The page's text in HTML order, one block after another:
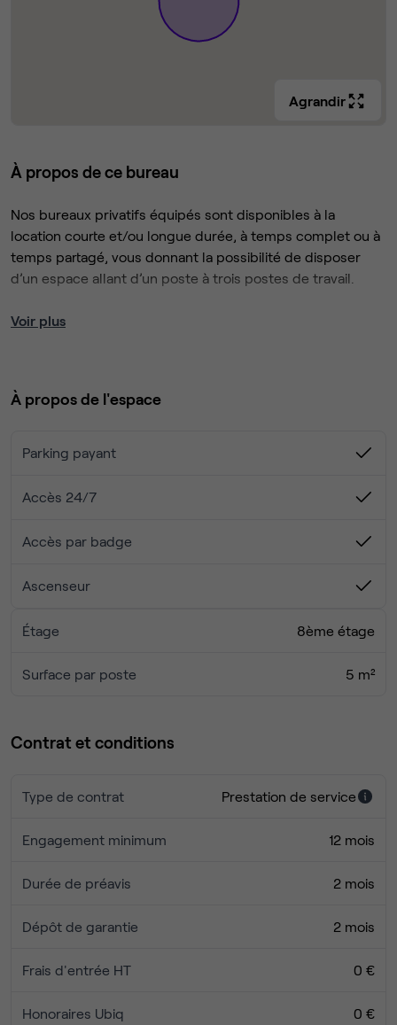
Agrandir
À propos de ce bureau
Nos bureaux privatifs équipés sont disponibles à la
location courte et/ou longue durée, à temps complet ou à
temps partagé, vous donnant la possibilité de disposer
d’un espace allant d’un poste à trois postes de travail.
Les locaux sont situés à 100 m du tramway T2, station
équipe à votre disposition et des installations prêtes à
• Domiciliation de votre entreprise
d’affranchissement)
• Accueil téléphonique et lignes dédiées en option
d’eau des parties communes, les frais afférents à la taxe
nettoyage du bureau, consommation téléphonique locale
disposition.
Voir plus
À propos de l'espace
Parking payant
Accès 24/7
Accès par badge
Ascenseur
Étage 8ème étage
Surface par poste 5 m²
Contrat et conditions
Type de contrat Prestation de service
Engagement minimum 12 mois
Durée de préavis 2 mois
Dépôt de garantie 2 mois
Frais d'entrée HT 0 €
Honoraires Ubiq 0 €